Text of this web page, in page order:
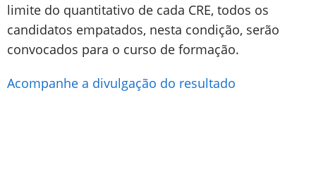
limite do quantitativo de cada CRE, todos os
candidatos empatados, nesta condição, serão
convocados para o curso de formação.
Acompanhe a divulgação do resultado